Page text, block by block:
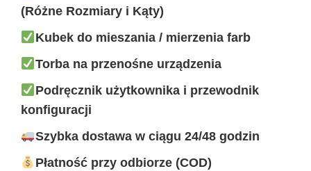
(Różne Rozmiary i Kąty)
Kubek do mieszania / mierzenia farb
Torba na przenośne urządzenia
Podręcznik użytkownika i przewodnik
konfiguracji
Szybka dostawa w ciągu 24/48 godzin
Płatność przy odbiorze (COD)